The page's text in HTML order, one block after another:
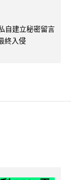
自建立秘密留言
終入侵